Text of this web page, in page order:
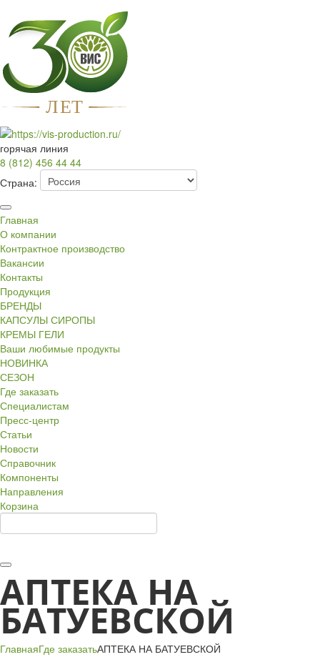
ЛЕТ
горячая линия
8 (812) 456 44 44
Страна:
Главная
О компании
Контрактное производство
Вакансии
Контакты
Продукция
БРЕНДЫ
КАПСУЛЫ СИРОПЫ
КРЕМЫ ГЕЛИ
Ваши любимые продукты
НОВИНКА
СЕЗОН
Где заказать
Специалистам
Пресс-центр
Статьи
Новости
Справочник
Компоненты
Направления
Корзина
АПТЕКА НА
БАТУЕВСКОЙ
ГлавнаяГде заказатьАПТЕКА НА БАТУЕВСКОЙ